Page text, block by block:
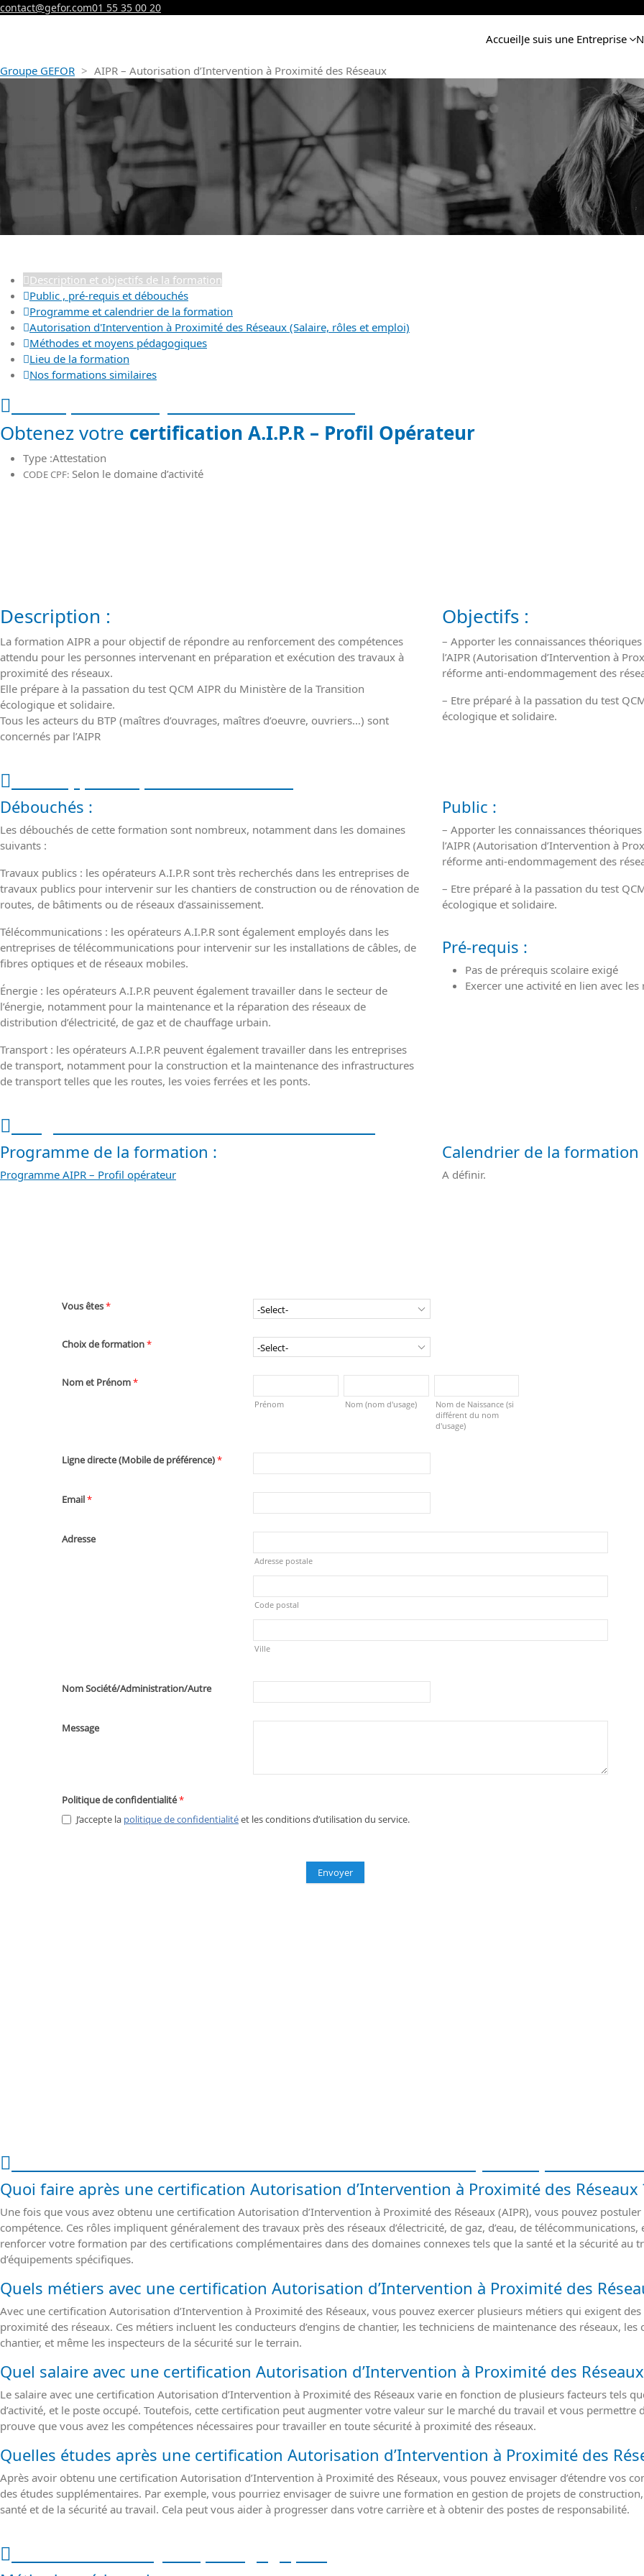
contact@gefor.com01 55 35 00 20
AccueilJe suis une Entreprise
Groupe GEFOR > AIPR – Autorisation d’Intervention à Proximité des Réseaux
A.I.P.R Profil Opérateur
Description et objectifs de la formation
Public , pré-requis et débouchés
Programme et calendrier de la formation
Autorisation d'Intervention à Proximité des Réseaux (Salaire, rôles et emploi)
Méthodes et moyens pédagogiques
Lieu de la formation
Nos formations similaires
Obtenez votre certification A.I.P.R – Profil Opérateur
Type :Attestation
CODE CPF: Selon le domaine d’activité
Description :
La formation AIPR a pour objectif de répondre au renforcement des compétences
attendu pour les personnes intervenant en préparation et exécution des travaux à
proximité des réseaux.
Elle prépare à la passation du test QCM AIPR du Ministère de la Transition
écologique et solidaire.
Tous les acteurs du BTP (maîtres d’ouvrages, maîtres d’oeuvre, ouvriers…) sont
concernés par l’AIPR
Objectifs :
– Apporter les connaissances
l’AIPR (Autorisation d’Intervention à
réforme anti-endommagement des
– Etre préparé à la passation du test
écologique et solidaire.
Débouchés :
Les débouchés de cette formation sont nombreux, notamment dans les domaines
suivants :
Travaux publics : les opérateurs A.I.P.R sont très recherchés dans les entreprises de
travaux publics pour intervenir sur les chantiers de construction ou de rénovation de
routes, de bâtiments ou de réseaux d’assainissement.
Télécommunications : les opérateurs A.I.P.R sont également employés dans les
entreprises de télécommunications pour intervenir sur les installations de câbles, de
fibres optiques et de réseaux mobiles.
Énergie : les opérateurs A.I.P.R peuvent également travailler dans le secteur de
l’énergie, notamment pour la maintenance et la réparation des réseaux de
distribution d’électricité, de gaz et de chauffage urbain.
Transport : les opérateurs A.I.P.R peuvent également travailler dans les entreprises
de transport, notamment pour la construction et la maintenance des infrastructures
de transport telles que les routes, les voies ferrées et les ponts.
Public :
– Apporter les connaissances
l’AIPR (Autorisation d’Intervention à
réforme anti-endommagement des
– Etre préparé à la passation du test
écologique et solidaire.
Pré-requis :
Pas de prérequis scolaire exigé
Exercer une activité en lien avec les
Programme de la formation :
Programme AIPR – Profil opérateur
Calendrier de la formation
A définir.
Quoi faire après une certification Autorisation d’Intervention à Proximité des Réseaux
Une fois que vous avez obtenu une certification Autorisation d’Intervention à Proximité des Réseaux (AIPR), vous pouvez
compétence. Ces rôles impliquent généralement des travaux près des réseaux d’électricité, de gaz, d’eau, de
renforcer votre formation par des certifications complémentaires dans des domaines connexes tels que la santé et la sécurité au
d’équipements spécifiques.
Quels métiers avec une certification Autorisation d’Intervention à Proximité des
Avec une certification Autorisation d’Intervention à Proximité des Réseaux, vous pouvez exercer plusieurs métiers qui exigent
proximité des réseaux. Ces métiers incluent les conducteurs d’engins de chantier, les techniciens de maintenance des réseaux,
chantier, et même les inspecteurs de la sécurité sur le terrain.
Quel salaire avec une certification Autorisation d’Intervention à Proximité des
Le salaire avec une certification Autorisation d’Intervention à Proximité des Réseaux varie en fonction de plusieurs facteurs tels
d’activité, et le poste occupé. Toutefois, cette certification peut augmenter votre valeur sur le marché du travail et vous permettre
prouve que vous avez les compétences nécessaires pour travailler en toute sécurité à proximité des réseaux.
Quelles études après une certification Autorisation d’Intervention à Proximité des
Après avoir obtenu une certification Autorisation d’Intervention à Proximité des Réseaux, vous pouvez envisager d’étendre vos
des études supplémentaires. Par exemple, vous pourriez envisager de suivre une formation en gestion de projets de
santé et de la sécurité au travail. Cela peut vous aider à progresser dans votre carrière et à obtenir des postes de responsabilité.